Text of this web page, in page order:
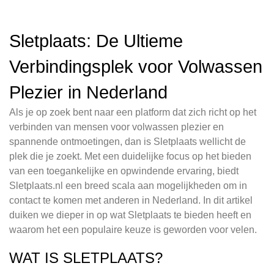
Sletplaats: De Ultieme
Verbindingsplek voor Volwassen
Plezier in Nederland
Als je op zoek bent naar een platform dat zich richt op het
verbinden van mensen voor volwassen plezier en
spannende ontmoetingen, dan is Sletplaats wellicht de
plek die je zoekt. Met een duidelijke focus op het bieden
van een toegankelijke en opwindende ervaring, biedt
Sletplaats.nl een breed scala aan mogelijkheden om in
contact te komen met anderen in Nederland. In dit artikel
duiken we dieper in op wat Sletplaats te bieden heeft en
waarom het een populaire keuze is geworden voor velen.
WAT IS SLETPLAATS?